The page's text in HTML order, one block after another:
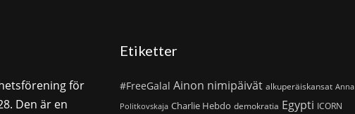
för
Den är en
Etiketter
#FreeGalal Ainon nimipäivät alkuperäiskansat Anna
Politkovskaja Charlie Hebdo demokratia Egypti ICORN